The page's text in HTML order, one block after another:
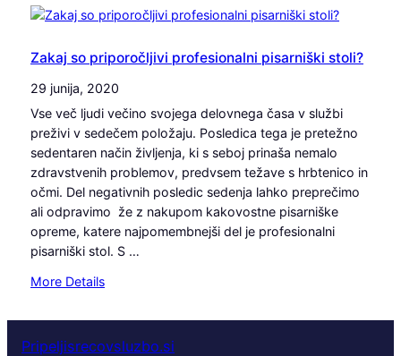
Zakaj so priporočljivi profesionalni pisarniški stoli?
29 junija, 2020
Vse več ljudi večino svojega delovnega časa v službi
preživi v sedečem položaju. Posledica tega je pretežno
sedentaren način življenja, ki s seboj prinaša nemalo
zdravstvenih problemov, predvsem težave s hrbtenico in
očmi. Del negativnih posledic sedenja lahko preprečimo
ali odpravimo že z nakupom kakovostne pisarniške
opreme, katere najpomembnejši del je profesionalni
pisarniški stol. S …
More Details:
a
Pripeljisrecovsluzbo.si